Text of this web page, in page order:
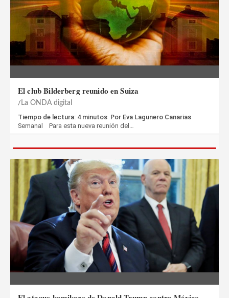
El club Bilderberg reunido en Suiza
La ONDA digital
Tiempo de lectura: 4 minutos Por Eva Lagunero Canarias
Semanal Para esta nueva reunión del…